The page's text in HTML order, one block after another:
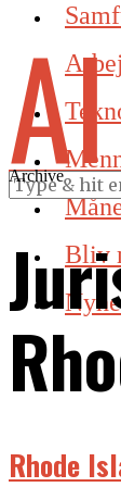
Bliv
Archive
Rhode